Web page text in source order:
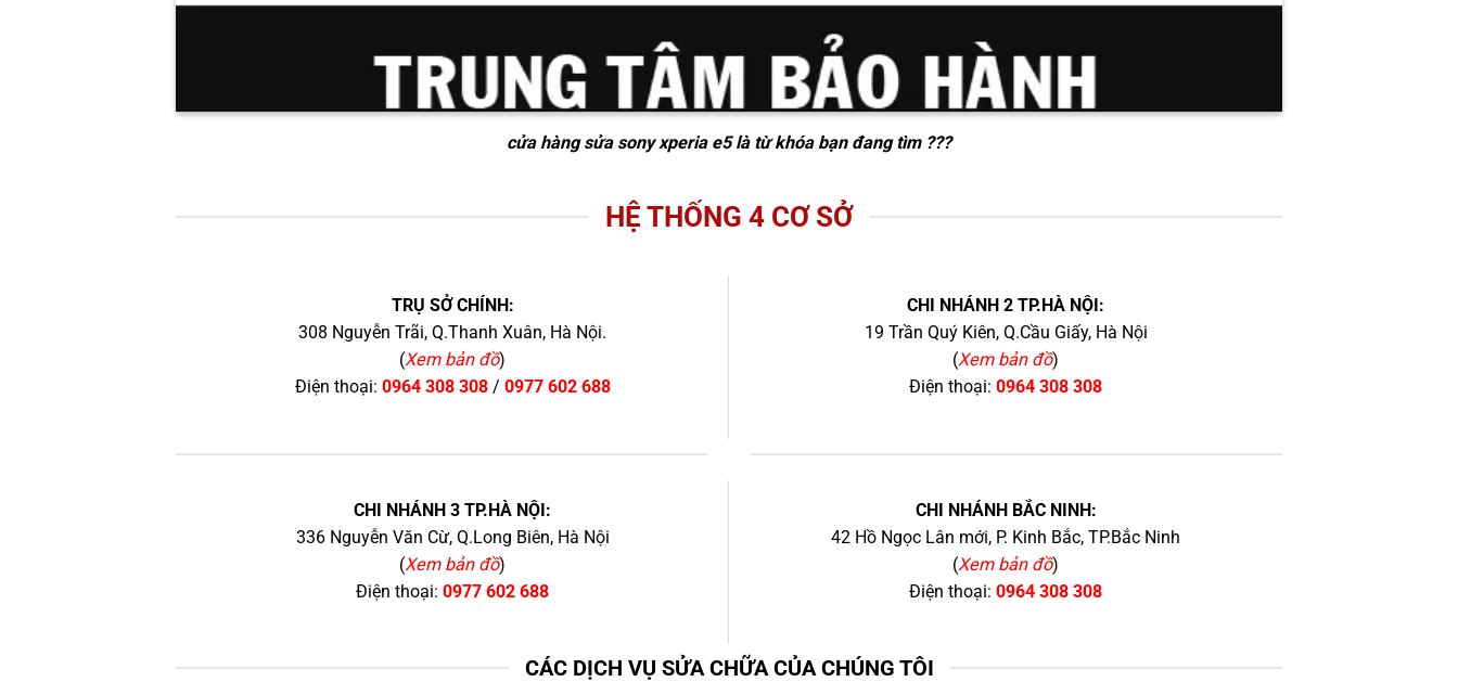
cửa hàng sửa sony xperia e5là từ khóa bạn đang tìm ???
HỆ THỐNG 4 CƠ SỞ
TRỤ SỞ CHÍNH:
308 Nguyễn Trãi, Q.Thanh Xuân, Hà Nội.
(Xem bản đồ)
Điện thoại: 0964 308 308/ 0977 602 688
CHI NHÁNH 2 TP.HÀ NỘI:
19 Trần Quý Kiên, Q.Cầu Giấy, Hà Nội
(Xem bản đồ)
Điện thoại: 0964 308 308
CHI NHÁNH 3 TP.HÀ NỘI:
336 Nguyễn Văn Cừ, Q.Long Biên, Hà Nội
(Xem bản đồ)
Điện thoại: 0977 602 688
CHI NHÁNH BẮC NINH:
42 Hồ Ngọc Lân mới, P. Kinh Bắc, TP.Bắc Ninh
(Xem bản đồ)
Điện thoại: 0964 308 308
CÁC DỊCH VỤ SỬA CHỮA CỦA CHÚNG TÔI